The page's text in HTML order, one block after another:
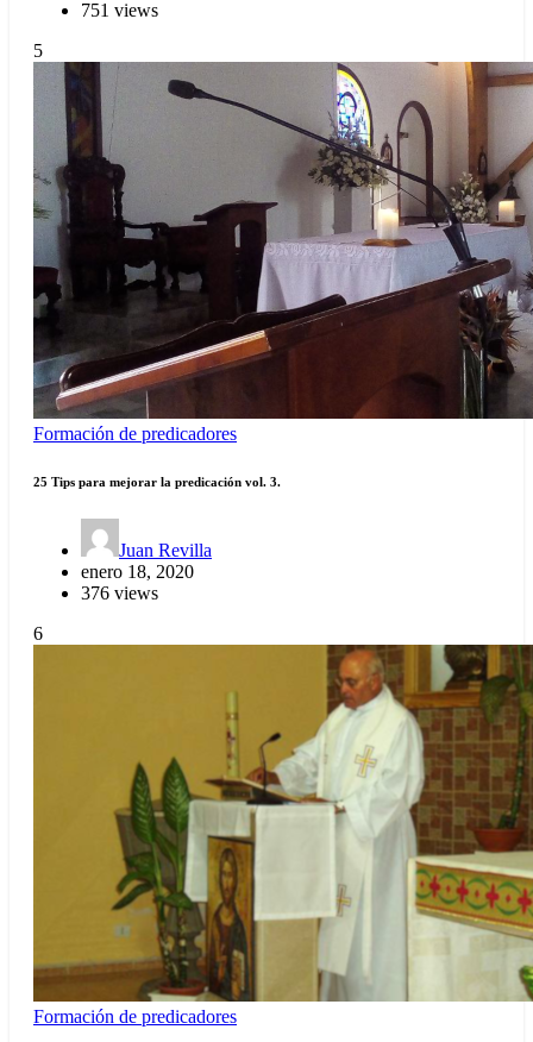
751 views
5
Formación de predicadores
25 Tips para mejorar la predicación vol. 3.
Juan Revilla
enero 18, 2020
376 views
6
Formación de predicadores